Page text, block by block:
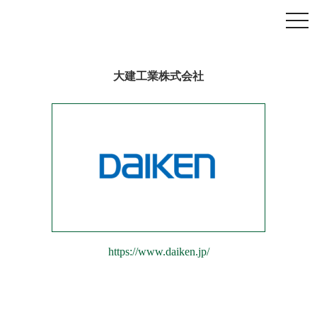
大建工業株式会社
https://www.daiken.jp/